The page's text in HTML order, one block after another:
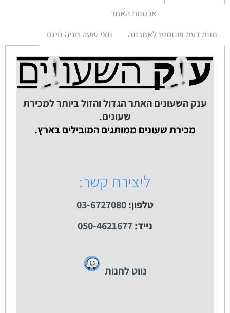
אבטחת האתר
חוות דעת שנוספו לאחרונה
חצי שעה חניה חינם
ענק השעונים האתר הגדול והזול ביותר למכירת
שעונים.
מכירת שעונים ממותגים המובילים בארץ.
ליצירת קשר:
טלפון:03-6727080
נייד:050-4621677
נווט לחנות